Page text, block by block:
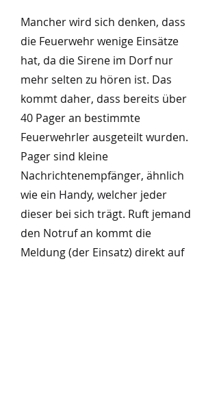
Mancher wird sich denken, dass
die Feuerwehr wenige Einsätze
hat, da die Sirene im Dorf nur
mehr selten zu hören ist. Das
kommt daher, dass bereits über
40 Pager an bestimmte
Feuerwehrler ausgeteilt wurden.
Pager sind kleine
Nachrichtenempfänger, ähnlich
wie ein Handy, welcher jeder
dieser bei sich trägt. Ruft jemand
den Notruf an kommt die
Meldung (der Einsatz) direkt auf